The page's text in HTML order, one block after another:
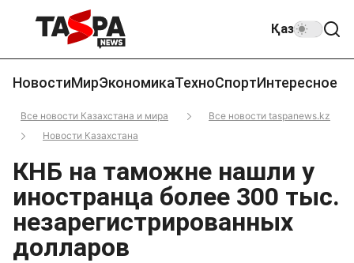
Қаз
НовостиМирЭкономикаТехноСпортИнтересное
Все новости Казахстана и мира
Все новости taspanews.kz
Новости Казахстана
КНБ на таможне нашли у
иностранца более 300 тыс.
незарегистрированных
долларов